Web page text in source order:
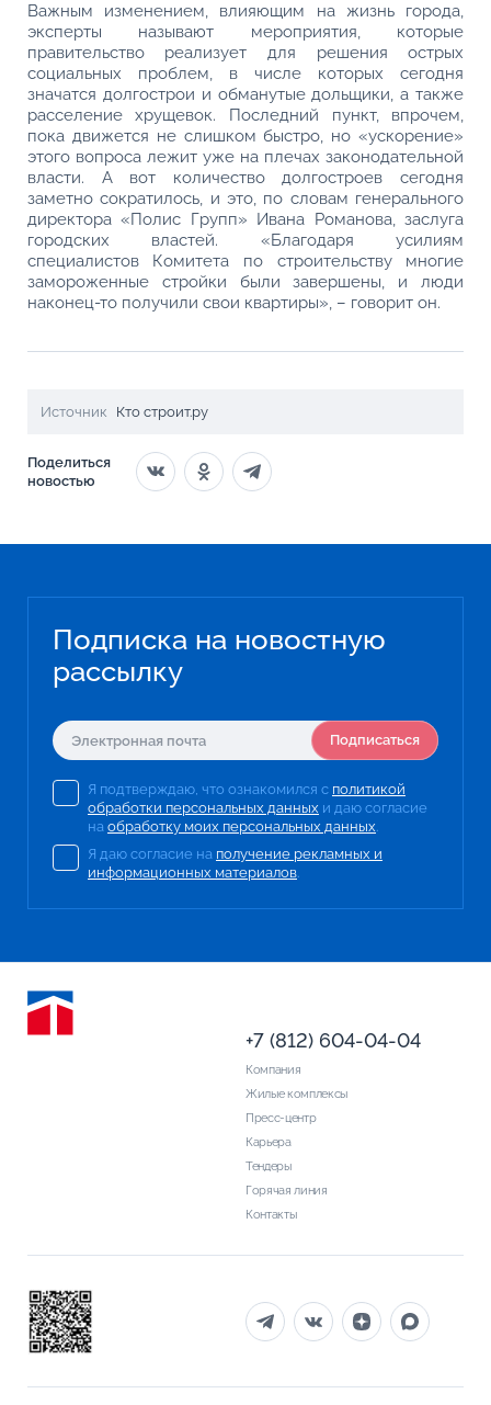
Важным изменением, влияющим на жизнь города,
эксперты называют мероприятия, которые
правительство реализует для решения острых
социальных проблем, в числе которых сегодня
значатся долгострои и обманутые дольщики, а также
расселение хрущевок. Последний пункт, впрочем,
пока движется не слишком быстро, но «ускорение»
этого вопроса лежит уже на плечах законодательной
власти. А вот количество долгостроев сегодня
заметно сократилось, и это, по словам генерального
директора «Полис Групп» Ивана Романова, заслуга
городских властей. «Благодаря усилиям
специалистов Комитета по строительству многие
замороженные стройки были завершены, и люди
наконец-то получили свои квартиры», – говорит он.
Источник Кто строит.ру
Поделиться
новостью
Подписка на новостную
рассылку
Подписаться
Я подтверждаю, что ознакомился с политикой
обработки персональных данных и даю согласие
на обработку моих персональных данных.
Я даю согласие на получение рекламных и
информационных материалов.
Компания
Жилые комплексы
Пресс-центр
Карьера
Тендеры
Горячая линия
Контакты
+7 (812) 604-04-04